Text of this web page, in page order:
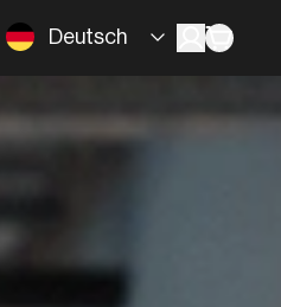
Deutsch